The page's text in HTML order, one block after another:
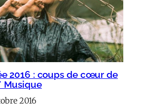
2016 : coups de cœur de
Musique
2016